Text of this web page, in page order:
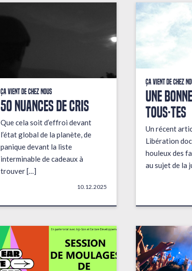
Ça vient de chez nous
50 NUANCES DE CRIS
Que cela soit d’effroi devant
l’état global de la planète, de
panique devant la liste
interminable de cadeaux à
trouver […]
10.12.2025
Ça vient de chez
UNE
TOUS·TES
Un récent
Libération
houleux des
au sujet de la